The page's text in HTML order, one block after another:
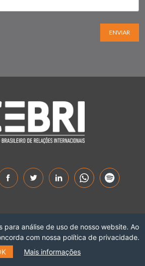
ENVIAR
para análise de uso de nosso website. Ao
com nossa política de privacidade.
Mais informações